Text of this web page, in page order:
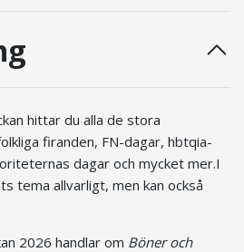
hittar du alla de stora
firanden, FN-dagar, hbtqia-
dagar och mycket mer.I
tema allvarligt, men kan också
2026 handlar om Böner och